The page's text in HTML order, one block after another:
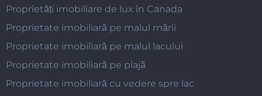
Proprietăți imobiliare de lux în Canada
Proprietate imobiliară pe malul mării
Proprietate imobiliară pe malul lacului
Proprietate imobiliară pe plajă
Proprietate imobiliară cu vedere spre lac